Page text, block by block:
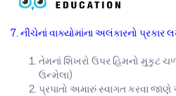
7. નીચેનાં વાક્યોમાંના અલંકારનો પ્રકાર
તેમનાં શિખરો ઉપર હિમનો મુકુટ
ઉન્મેલા)
પ્રપાતો અમારું સ્વાગત કરવા જાણે